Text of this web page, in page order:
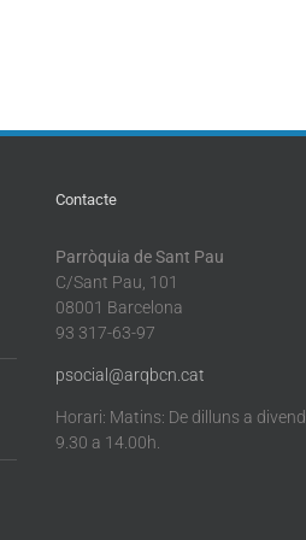
Contacte
Parròquia de Sant Pau
C/Sant Pau, 101
08001 Barcelona
93 317-63-97
psocial@arqbcn.cat
Horari: Matins: De dilluns a
9.30 a 14.00h.